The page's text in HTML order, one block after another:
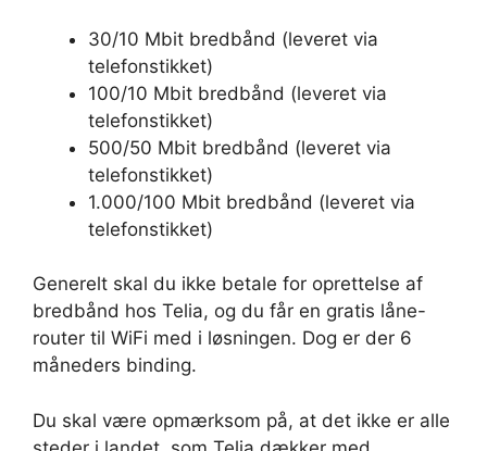
30/10 Mbit bredbånd (leveret via
telefonstikket)
100/10 Mbit bredbånd (leveret via
telefonstikket)
500/50 Mbit bredbånd (leveret via
telefonstikket)
1.000/100 Mbit bredbånd (leveret via
telefonstikket)
Generelt skal du ikke betale for oprettelse af
bredbånd hos Telia, og du får en gratis låne-
router til WiFi med i løsningen. Dog er der 6
måneders binding.
Du skal være opmærksom på, at det ikke er alle